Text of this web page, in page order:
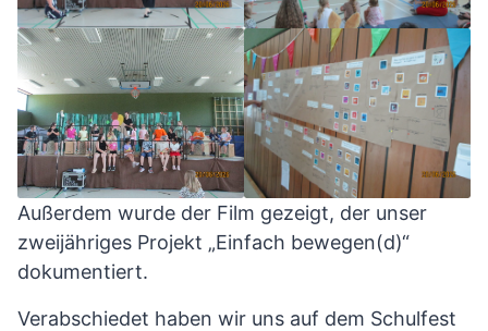
Außerdem wurde der Film gezeigt, der unser
zweijähriges Projekt „Einfach bewegen(d)“
dokumentiert.
Verabschiedet haben wir uns auf dem Schulfest